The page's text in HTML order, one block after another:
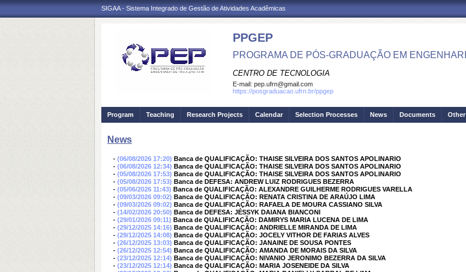
SIGAA - Sistema Integrado de Gestão de Atividades Acadêmicas
PPGEP
PROGRAMA DE PÓS-GRADUAÇÃO EM
CENTRO DE TECNOLOGIA
E-mail: pep.ufrn@gmail.com
https://posgraduacao.ufrn.br/ppgep
Program Teaching Research Projects Calendar Selection Processes News Documents
News
- (06/08/2026 17:20) Banca de QUALIFICAÇÃO: THAISE SILVEIRA DOS SANTOS APOLINARIO
- (06/08/2026 12:34) Banca de QUALIFICAÇÃO: THAISE SILVEIRA DOS SANTOS APOLINARIO
- (05/08/2026 17:53) Banca de QUALIFICAÇÃO: THAISE SILVEIRA DOS SANTOS APOLINARIO
- (05/08/2026 17:53) Banca de DEFESA: ANDREW LUIZ RODRIGUES BEZERRA
- (05/06/2026 11:43) Banca de QUALIFICAÇÃO: ALEXANDRE GUILHERME RODRIGUES VARELLA
- (09/03/2026 09:02) Banca de QUALIFICAÇÃO: RENATA CRISTINA DE ARAÚJO LIMA
- (09/03/2026 09:02) Banca de QUALIFICAÇÃO: RAFAELA DE MOURA CASSIANO SILVA
- (14/02/2026 20:50) Banca de DEFESA: JÉSSYK DAIANA BIANCONI
- (29/01/2026 09:11) Banca de QUALIFICAÇÃO: DAMIRYS MARIA LUCENA DE LIMA
- (29/12/2025 14:16) Banca de QUALIFICAÇÃO: ANDRIELLE MIRANDA DE LIMA
- (29/12/2025 14:08) Banca de QUALIFICAÇÃO: JOCELY VITHOR DE FARIAS ALVES
- (26/12/2025 13:03) Banca de QUALIFICAÇÃO: JANAINE DE SOUSA PONTES
- (26/12/2025 12:54) Banca de QUALIFICAÇÃO: AMANDA DE MORAIS DA SILVA
- (23/12/2025 12:14) Banca de QUALIFICAÇÃO: NIVANIO JERONIMO BEZERRA DA SILVA
- (23/12/2025 12:14) Banca de QUALIFICAÇÃO: MARIA JOSENEIDE DA SILVA